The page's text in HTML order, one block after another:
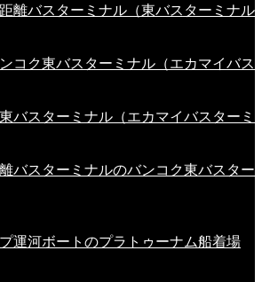
離バスターミナル（東バスターミナル
コク東バスターミナル（エカマイバス
バスターミナル（エカマイバスターミ
バスターミナルのバンコク東バスター
運河ボートのプラトゥーナム船着場